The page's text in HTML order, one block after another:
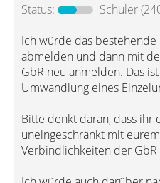
Status:
Schüler
Ich würde das
abmelden und dann mit
GbR neu anmelden. Das
Umwandlung eines
Bitte denkt daran, dass ihr
uneingeschränkt mit
Verbindlichkeiten der GbR